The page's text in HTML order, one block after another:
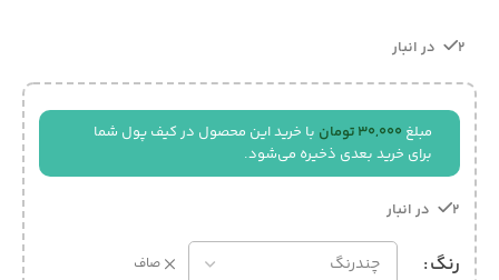
2 در انبار
مبلغ 30,000 تومان با خرید این محصول در کیف پول شما
برای خرید بعدی ذخیره می‌شود.
2 در انبار
رنگ صاف